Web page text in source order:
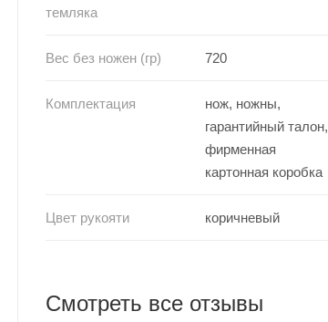
темляка
Вес без ножен (гр) 720
Комплектация
нож, ножны,
гарантийный талон,
фирменная
картонная коробка
Цвет рукояти коричневый
Смотреть все отзывы